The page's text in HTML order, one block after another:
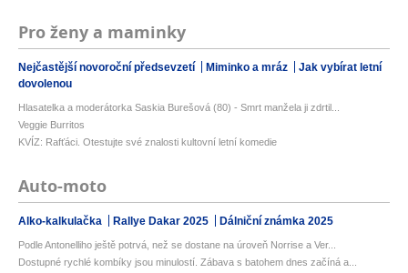
Pro ženy a maminky
Nejčastější novoroční předsevzetí Miminko a mráz
Jak vybírat letní
dovolenou
Hlasatelka a moderátorka Saskia Burešová (80) - Smrt manžela ji zdrtil...
Veggie Burritos
KVÍZ: Rafťáci. Otestujte své znalosti kultovní letní komedie
Auto-moto
Alko-kalkulačka Rallye Dakar 2025 Dálniční známka 2025
Podle Antonelliho ještě potrvá, než se dostane na úroveň Norrise a Ver...
Dostupné rychlé kombíky jsou minulostí. Zábava s batohem dnes začíná a...